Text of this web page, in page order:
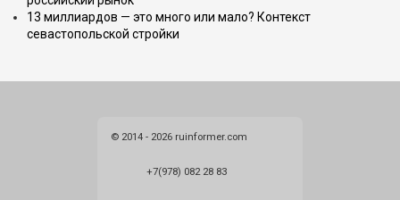
13 миллиардов — это много или мало? Контекст
севастопольской стройки
© 2014 - 2026 ruinformer.com
+7(978) 082 28 83